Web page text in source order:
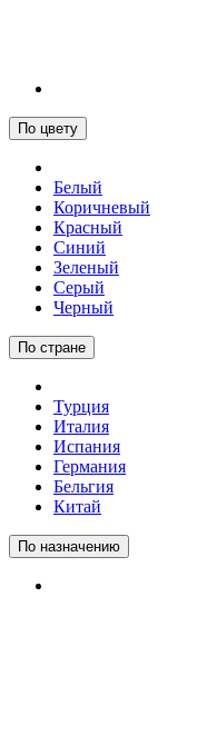
По цвету
Белый
Коричневый
Красный
Синий
Зеленый
Серый
Черный
По стране
Турция
Италия
Испания
Германия
Бельгия
Китай
По назначению